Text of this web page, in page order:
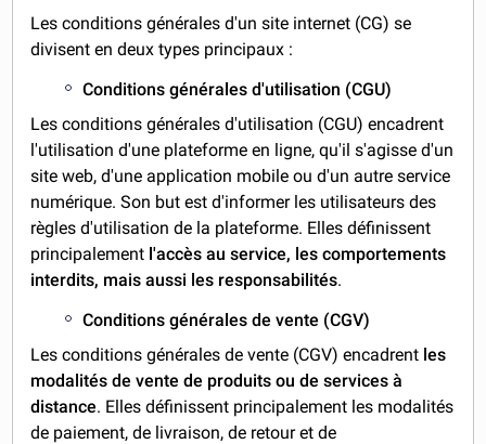
Les conditions générales d'un site internet (CG) se
divisent en deux types principaux :
Conditions générales d'utilisation (CGU)
Les conditions générales d'utilisation (CGU) encadrent
l'utilisation d'une plateforme en ligne, qu'il s'agisse d'un
site web, d'une application mobile ou d'un autre service
numérique. Son but est d'informer les utilisateurs des
règles d'utilisation de la plateforme. Elles définissent
principalement l'accès au service, les comportements
interdits, mais aussi les responsabilités.
Conditions générales de vente (CGV)
Les conditions générales de vente (CGV) encadrent les
modalités de vente de produits ou de services à
distance. Elles définissent principalement les modalités
de paiement, de livraison, de retour et de